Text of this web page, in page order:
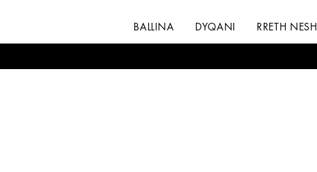
BALLINA DYQANI RRETH NESH